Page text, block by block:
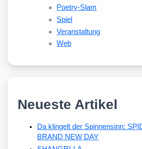
Poetry-Slam
Spiel
Veranstaltung
Web
Neueste Artikel
Da klingelt der Spinnensinn:
BRAND NEW DAY